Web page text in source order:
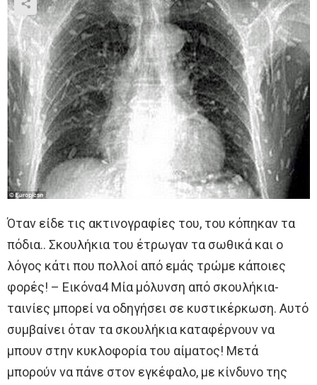
Όταν είδε τις ακτινογραφίες του, του κόπηκαν τα
πόδια.. Σκουλήκια του έτρωγαν τα σωθικά και ο
λόγος κάτι που πολλοί από εμάς τρώμε κάποιες
φορές! – Εικόνα4 Μία μόλυνση από σκουλήκια-
ταινίες μπορεί να οδηγήσει σε κυστικέρκωση. Αυτό
συμβαίνει όταν τα σκουλήκια καταφέρνουν να
μπουν στην κυκλοφορία του αίματος! Μετά
μπορούν να πάνε στον εγκέφαλο, με κίνδυνο της